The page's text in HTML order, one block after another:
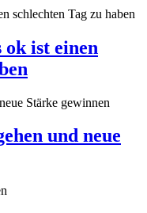
ok ist einen
und neue